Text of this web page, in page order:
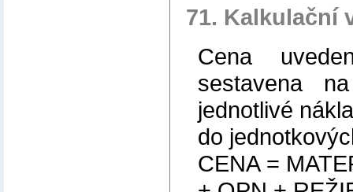
71. Kalkulační
Cena
sestavena
jednotlivé
do
CENA =